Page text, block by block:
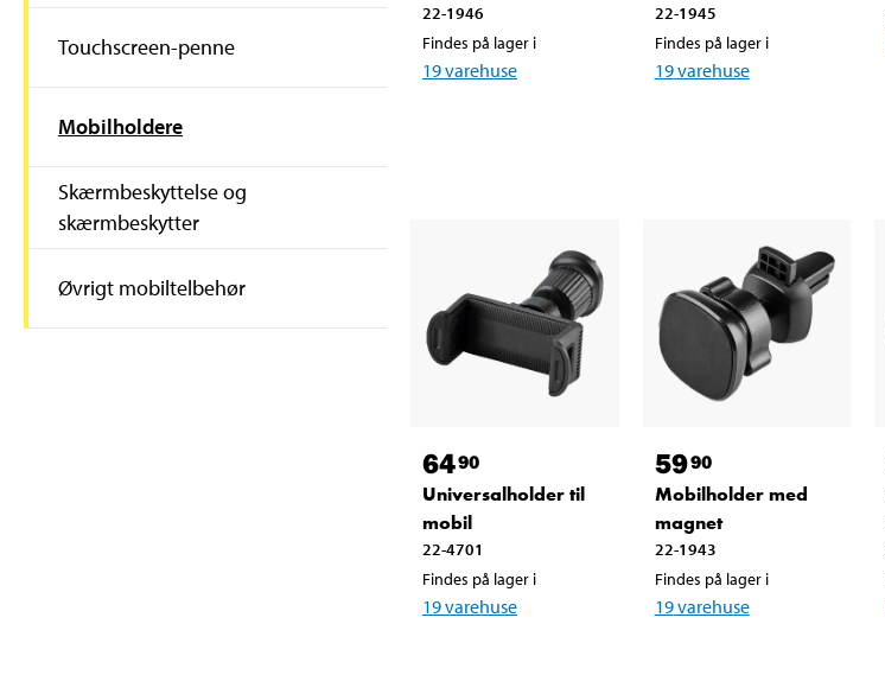
Touchscreen-penne
Mobilholdere
Skærmbeskyttelse og
skærmbeskytter
Øvrigt mobiltelbehør
22-1946
Findes på lager i
19varehuse
22-1945
Findes på lager i
19varehuse
6490
Universalholder til
mobil
22-4701
Findes på lager i
19varehuse
5990
Mobilholder med
magnet
22-1943
Findes på lager i
19varehuse